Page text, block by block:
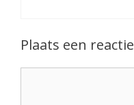
Plaats een reactie